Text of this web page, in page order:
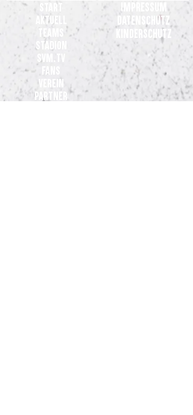
2.000 Meppener im Rücken: SVM
heiß auf den Drittliga-Start in
Duisburg
Start
Aktuell
Teams
Stadion
SVM.TV
Fans
Verein
Partner
Impressum
Datenschutz
Kinderschutz